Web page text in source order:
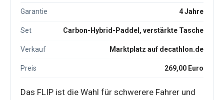
Garantie 4 Jahre
Set Carbon-Hybrid-Paddel, verstärkte Tasche
Verkauf Marktplatz auf decathlon.de
Preis 269,00 Euro
Das FLIP ist die Wahl für schwerere Fahrer und